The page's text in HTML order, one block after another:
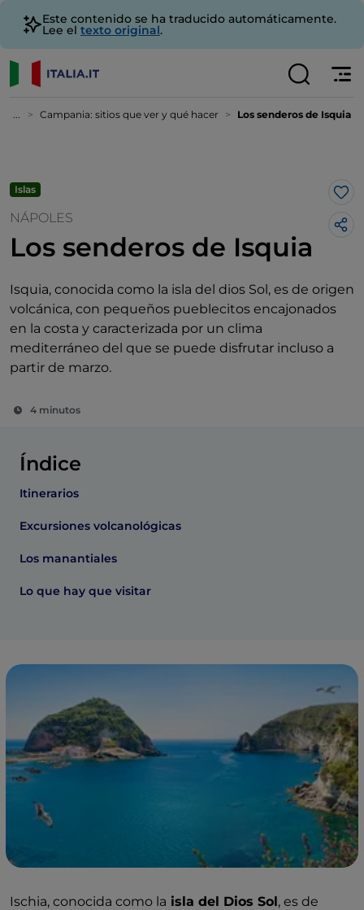
Este contenido se ha traducido automáticamente.
Lee el texto original.
... Campania: sitios que ver y qué hacer Los senderos de Isquia
Islas
NÁPOLES
Los senderos de Isquia
Isquia, conocida como la isla del dios Sol, es de origen
volcánica, con pequeños pueblecitos encajonados
en la costa y caracterizada por un clima
mediterráneo del que se puede disfrutar incluso a
partir de marzo.
4 minutos
Me
Índice
Itinerarios
Excursiones volcanológicas
Los manantiales
Lo que hay que visitar
Ischia, conocida como la isla del Dios Sol, es de